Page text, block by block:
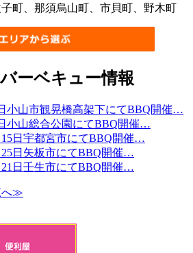
町、那須烏山町、市貝町、野木町
ーベキュー情報
小山市観晃橋高架下にてBBQ開催…
小山総合公園にてBBQ開催…
15日宇都宮市にてBBQ開催…
25日矢板市にてBBQ開催…
21日壬生市にてBBQ開催…
へ≫